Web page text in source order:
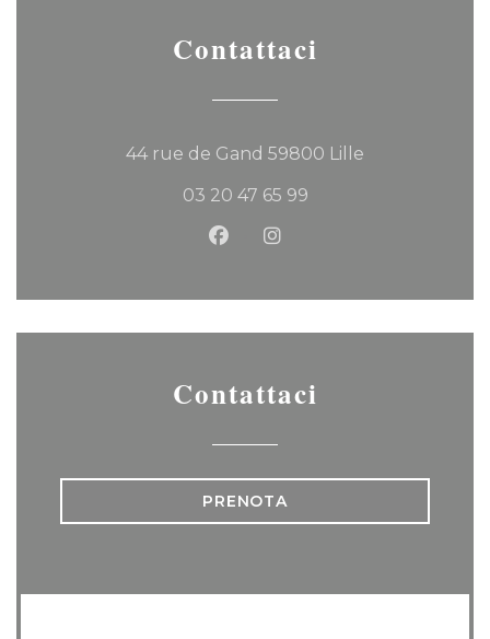
Contattaci
44 rue de Gand 59800 Lille
03 20 47 65 99
Facebook ((apre una
Instagram ((apre una
Contattaci
PRENOTA